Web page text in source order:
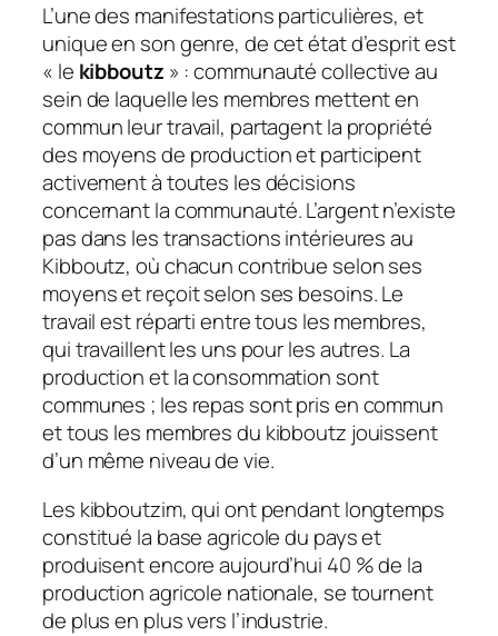
L’une des manifestations particulières, et
unique en son genre, de cet état d’esprit est
« le kibboutz » : communauté collective au
sein de laquelle les membres mettent en
commun leur travail, partagent la propriété
des moyens de production et participent
activement à toutes les décisions
concernant la communauté. L’argent n’existe
pas dans les transactions intérieures au
Kibboutz, où chacun contribue selon ses
moyens et reçoit selon ses besoins. Le
travail est réparti entre tous les membres,
qui travaillent les uns pour les autres. La
production et la consommation sont
communes ; les repas sont pris en commun
et tous les membres du kibboutz jouissent
d’un même niveau de vie.
Les kibboutzim, qui ont pendant longtemps
constitué la base agricole du pays et
produisent encore aujourd’hui 40 % de la
production agricole nationale, se tournent
de plus en plus vers l’industrie.